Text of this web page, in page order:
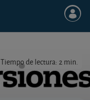
Tiempo de lectura: 2 min.